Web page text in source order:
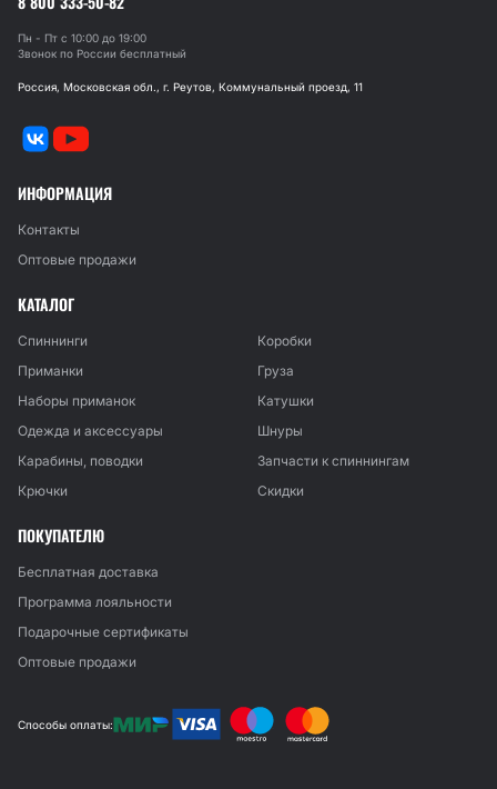
Пн - Пт с 10:00 до 19:00
Звонок по России бесплатный
Россия, Московская обл., г. Реутов, Коммунальный проезд, 11
ИНФОРМАЦИЯ
Контакты
Оптовые продажи
КАТАЛОГ
Спиннинги
Коробки
Приманки
Груза
Наборы приманок
Катушки
Одежда и аксессуары
Шнуры
Карабины, поводки
Запчасти к спиннингам
Крючки
Скидки
ПОКУПАТЕЛЮ
Бесплатная доставка
Программа лояльности
Подарочные сертификаты
Оптовые продажи
Способы оплаты: